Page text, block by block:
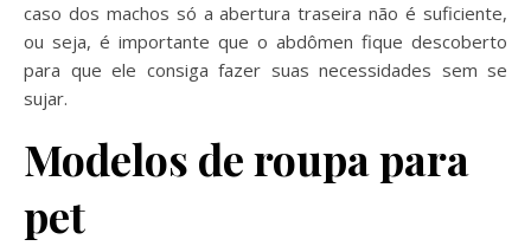
caso dos machos só a abertura traseira não é suficiente,
ou seja, é importante que o abdômen fique descoberto
para que ele consiga fazer suas necessidades sem se
sujar.
Modelos de roupa para
pet